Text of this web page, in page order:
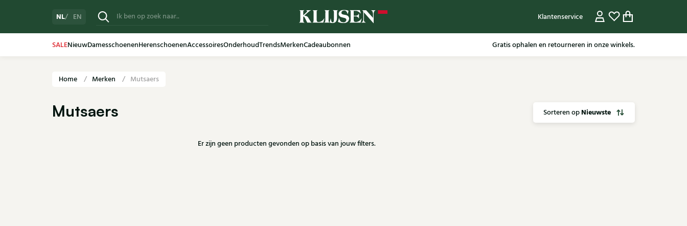
NL EN Klantenservice
SALENieuwDamesschoenenHerenschoenenAccessoiresOnderhoudTrendsMerkenCadeaubonnen Gratis ophalen en retourneren in onze winkels.
Home Merken Mutsaers
Mutsaers Sorteren opNieuwste
Er zijn geen producten gevonden op basis van jouw filters.